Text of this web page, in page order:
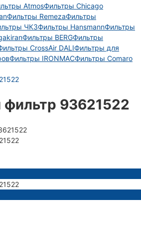
AtmosФильтры Chicago
Фильтры RemezaФильтры
ЧКЗФильтры HansmannФильтры
Фильтры BERGФильтры
CrossAir DALIФильтры для
Фильтры IRONMACФильтры Comaro
93621522